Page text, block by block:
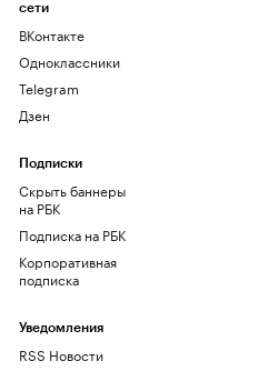
сети
ВКонтакте
Одноклассники
Telegram
Дзен
Подписки
Скрыть баннеры
на РБК
Подписка на РБК
Корпоративная
подписка
Уведомления
RSS Новости